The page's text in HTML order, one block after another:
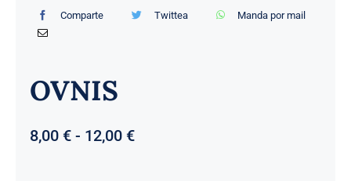
Contacto
Comparte Twittea Manda por mail
OVNIS
8,00 € - 12,00 €Rango